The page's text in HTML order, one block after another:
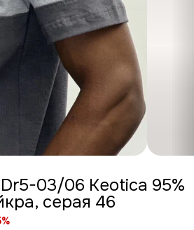
03/06 Keotica 95%
серая 46
%